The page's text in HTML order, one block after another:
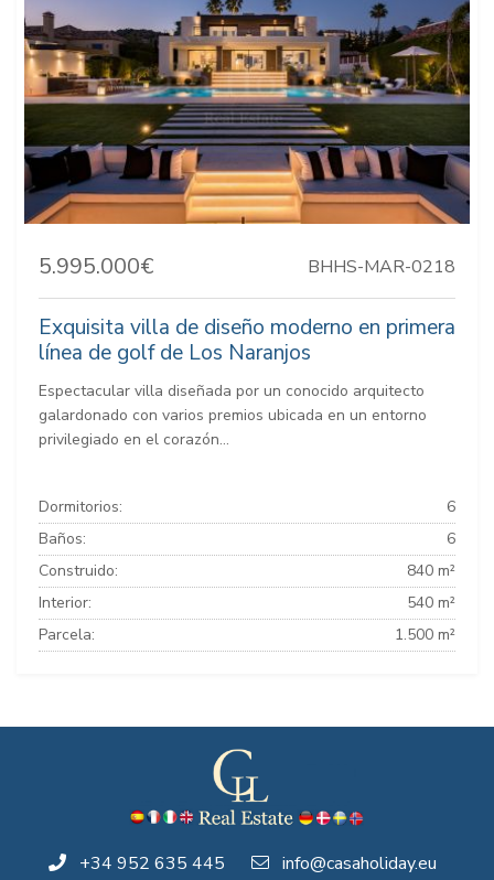
5.995.000€ BHHS-MAR-0218
Exquisita villa de diseño moderno en primera
línea de golf de Los Naranjos
Espectacular villa diseñada por un conocido arquitecto
galardonado con varios premios ubicada en un entorno
privilegiado en el corazón...
Dormitorios:
6
Baños:
6
Construido:
840 m²
Interior:
540 m²
Parcela:
1.500 m²
+34 952 635 445 info@casaholiday.eu